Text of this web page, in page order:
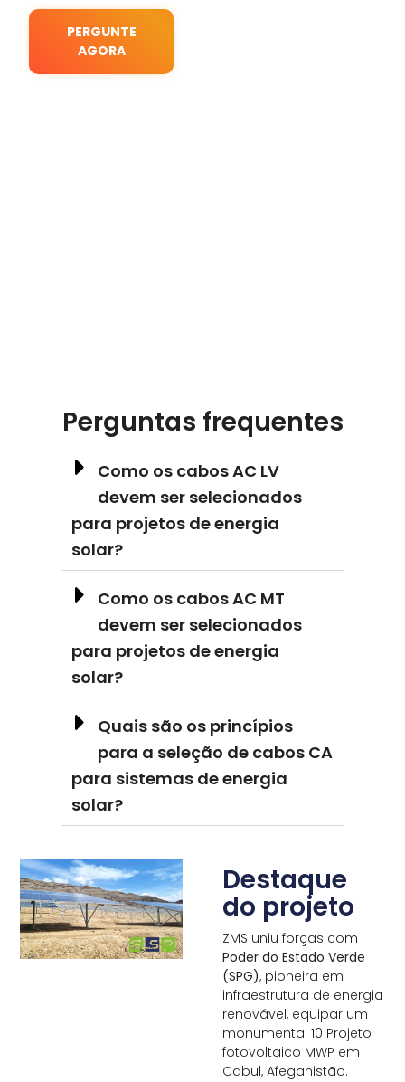
PERGUNTE
AGORA
Perguntas frequentes
Como os cabos AC LV
devem ser selecionados
para projetos de energia
solar?
Como os cabos AC MT
devem ser selecionados
para projetos de energia
solar?
Quais são os princípios
para a seleção de cabos CA
para sistemas de energia
solar?
Destaque
do projeto
ZMS uniu forças com
Poder do Estado Verde
(SPG), pioneira em
infraestrutura de energia
renovável, equipar um
monumental 10 Projeto
fotovoltaico MWP em
Cabul, Afeganistão.